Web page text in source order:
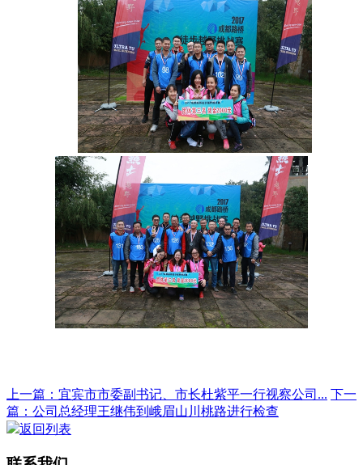
上一篇：宜宾市市委副书记、市长杜紫平一行视察公司... 下一
篇：公司总经理王继伟到峨眉山川桃路进行检查
返回列表